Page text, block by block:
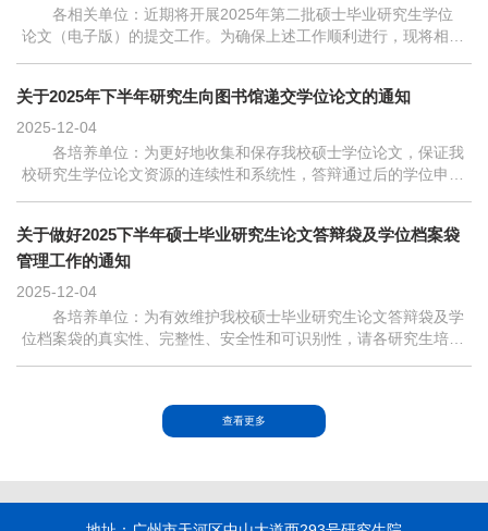
各相关单位：近期将开展2025年第二批硕士毕业研究生学位
论文（电子版）的提交工作。为确保上述工作顺利进行，现将相关
关于2025年下半年研究生向图书馆递交学位论文的通知
2025-12-04
各培养单位：为更好地收集和保存我校硕士学位论文，保证我
校研究生学位论文资源的连续性和系统性，答辩通过后的学位申请
关于做好2025下半年硕士毕业研究生论文答辩袋及学位档案袋
管理工作的通知
2025-12-04
各培养单位：为有效维护我校硕士毕业研究生论文答辩袋及学
位档案袋的真实性、完整性、安全性和可识别性，请各研究生培养
查看更多